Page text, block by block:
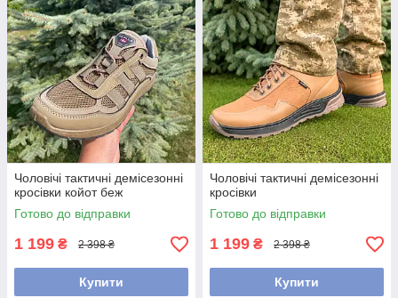
Чоловічі тактичні демісезонні
кросівки койот беж
Готово до відправки
1 199 ₴ 2 398 ₴
Купити
Чоловічі тактичні демісезонні
кросівки
Готово до відправки
1 199 ₴ 2 398 ₴
Купити